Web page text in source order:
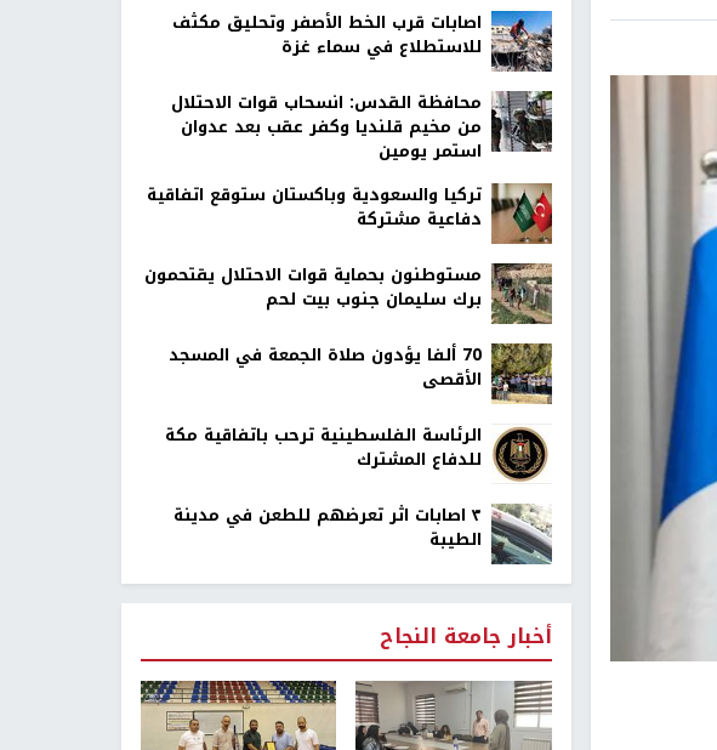
اصابات قرب الخط الأصفر وتحليق مكثف
للاستطلاع في سماء غزة
محافظة القدس: انسحاب قوات الاحتلال
من مخيم قلنديا وكفر عقب بعد عدوان
استمر يومين
تركيا والسعودية وباكستان ستوقع اتفاقية
دفاعية مشتركة
مستوطنون بحماية قوات الاحتلال يقتحمون
برك سليمان جنوب بيت لحم
70 ألفا يؤدون صلاة الجمعة في المسجد
الأقصى
الرئاسة الفلسطينية ترحب باتفاقية مكة
للدفاع المشترك
٣ اصابات اثر تعرضهم للطعن في مدينة
الطيبة
أخبار جامعة النجاح